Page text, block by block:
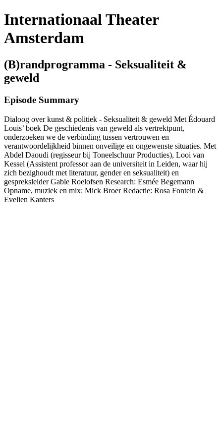
Internationaal Theater
Amsterdam
(B)randprogramma - Seksualiteit &
geweld
Episode Summary
Dialoog over kunst & politiek - Seksualiteit & geweld Met Édouard
Louis’ boek De geschiedenis van geweld als vertrektpunt,
onderzoeken we de verbinding tussen vertrouwen en
verantwoordelijkheid binnen onveilige en ongewenste situaties. Met
Abdel Daoudi (regisseur bij Toneelschuur Producties), Looi van
Kessel (Assistent professor aan de universiteit in Leiden, waar hij
zich bezighoudt met literatuur, gender en seksualiteit) en
gespreksleider Gable Roelofsen Research: Esmée Begemann
Opname, muziek en mix: Mick Broer Redactie: Rosa Fontein &
Evelien Kanters